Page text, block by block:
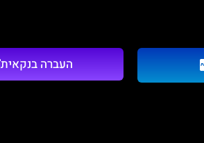
העברה בנקאית